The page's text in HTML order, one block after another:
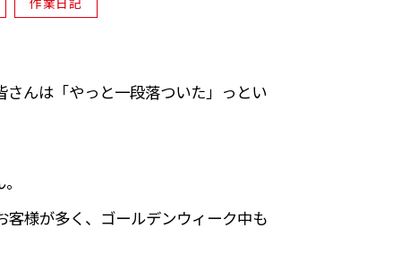
んは「やっと一段落ついた」っとい
様が多く、ゴールデンウィーク中も